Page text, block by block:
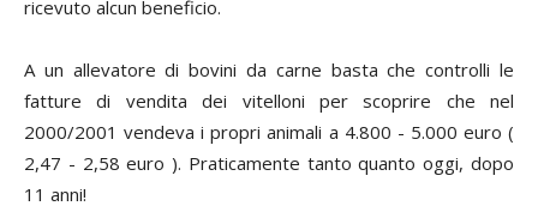
ricevuto alcun beneficio.
A un allevatore di bovini da carne basta che controlli le
fatture di vendita dei vitelloni per scoprire che nel
2000/2001 vendeva i propri animali a 4.800 - 5.000 euro (
2,47 - 2,58 euro ). Praticamente tanto quanto oggi, dopo
11 anni!